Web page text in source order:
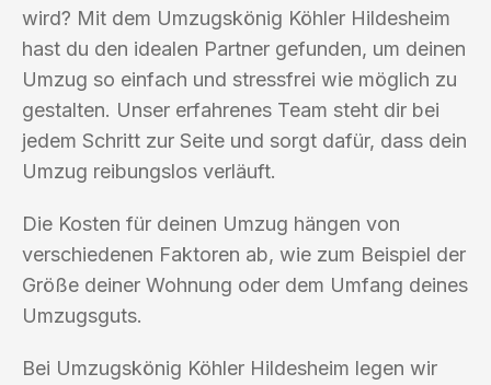
wird? Mit dem Umzugskönig Köhler Hildesheim
hast du den idealen Partner gefunden, um deinen
Umzug so einfach und stressfrei wie möglich zu
gestalten. Unser erfahrenes Team steht dir bei
jedem Schritt zur Seite und sorgt dafür, dass dein
Umzug reibungslos verläuft.
Die Kosten für deinen Umzug hängen von
verschiedenen Faktoren ab, wie zum Beispiel der
Größe deiner Wohnung oder dem Umfang deines
Umzugsguts.
Bei Umzugskönig Köhler Hildesheim legen wir